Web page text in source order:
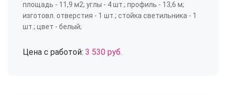
площадь - 11,9 м2; углы - 4 шт.; профиль - 13,6 м;
изготовл. отверстия - 1 шт.; стойка светильника - 1
шт.; цвет - белый;
Цена с работой: 3 530 руб.